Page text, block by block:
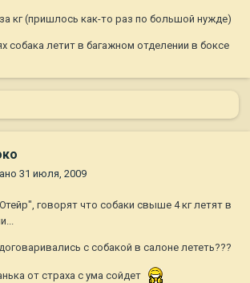
кг (пришлось как-то раз по большой нужде)
собака летит в багажном отделении в боксе
31 июля, 2009
говорят что собаки свыше 4 кг летят в
с собакой в салоне лететь???
от страха с ума сойдет